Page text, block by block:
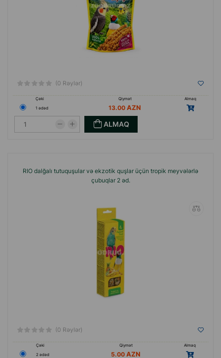
(0 Rəylər)
Çəki Qiymət
Almaq
1 ədəd
13.00
ALMAQ
RIO dalğalı tutuquşular və ekzotik quşlar üçün tropik meyvələrlə
çubuqlar 2 əd.
(0 Rəylər)
Çəki Qiymət
Almaq
2 ədəd
5.00